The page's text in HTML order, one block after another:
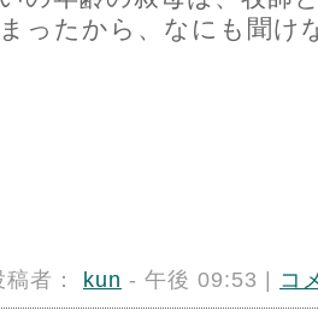
ったから、なにも聞け
稿者： kun - 午後 09:53 | コ